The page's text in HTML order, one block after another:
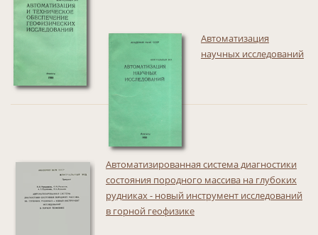
Автоматизация
научных исследований
Автоматизированная система диагностики
состояния породного массива на глубоких
рудниках - новый инструмент исследований
в горной геофизике